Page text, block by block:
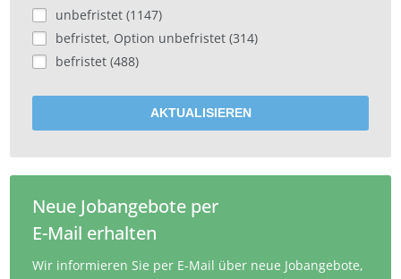
unbefristet (1147)
befristet, Option unbefristet (314)
befristet (488)
AKTUALISIEREN
Neue Jobangebote per
E-Mail erhalten
Wir informieren Sie per E-Mail über neue Jobangebote,